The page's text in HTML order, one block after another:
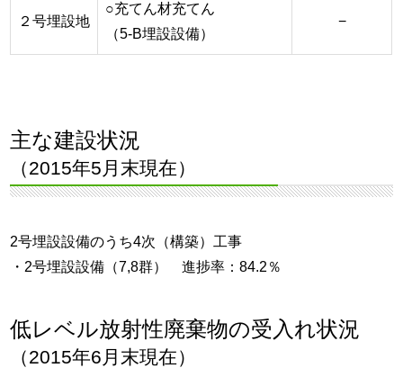
２号埋設地
○充てん材充てん
（5-B埋設設備）
−
主な建設状況
（2015年5月末現在）
2号埋設設備のうち4次（構築）工事
・2号埋設設備（7,8群） 進捗率：84.2％
低レベル放射性廃棄物の受入れ状況
（2015年6月末現在）